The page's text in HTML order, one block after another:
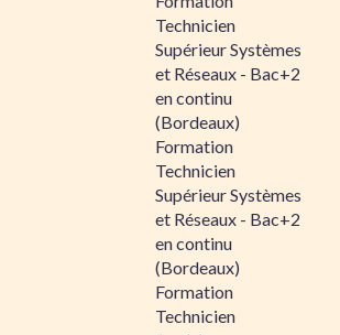
Technicien
Supérieur Systèmes
et Réseaux - Bac+2
en continu
(Bordeaux)
Formation
Technicien
Supérieur Systèmes
et Réseaux - Bac+2
en continu
(Bordeaux)
Formation
Technicien